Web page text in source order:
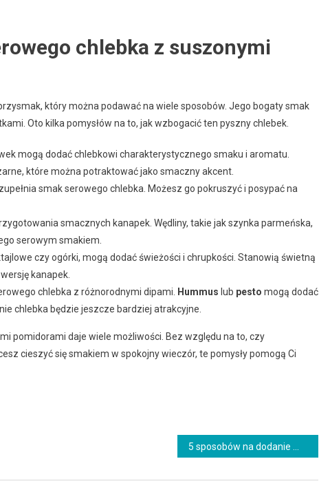
chlebka z suszonymi
który można podawać na wiele sposobów. Jego bogaty smak
Oto kilka pomysłów na to, jak wzbogacić ten pyszny chlebek.
mogą dodać chlebkowi charakterystycznego smaku i aromatu.
które można potraktować jako smaczny akcent.
smak serowego chlebka. Możesz go pokruszyć i posypać na
smacznych kanapek. Wędliny, takie jak szynka parmeńska,
serowym smakiem.
czy ogórki, mogą dodać świeżości i chrupkości. Stanowią świetną
kanapek.
chlebka z różnorodnymi dipami. Hummus lub pesto mogą dodać
chlebka będzie jeszcze bardziej atrakcyjne.
pomidorami daje wiele możliwości. Bez względu na to, czy
cieszyć się smakiem w spokojny wieczór, te pomysły pomogą Ci